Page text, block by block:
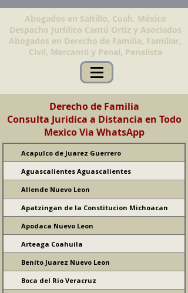
Abogados en Saltillo, Coah. México
Despacho Jurídico Cantú Ortiz y Asociados
Abogados en Derecho de Familia, Familiar,
Civil, Mercantil y Penal, Penalista
Derecho de Familia
Consulta Juridica a Distancia en Todo
Mexico Via WhatsApp
Acapulco de Juarez Guerrero
Aguascalientes Aguascalientes
Allende Nuevo Leon
Apatzingan de la Constitucion Michoacan
Apodaca Nuevo Leon
Arteaga Coahuila
Benito Juarez Nuevo Leon
Boca del Rio Veracruz